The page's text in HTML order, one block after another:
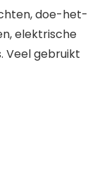
doe-het-
elektrische
Veel gebruikt